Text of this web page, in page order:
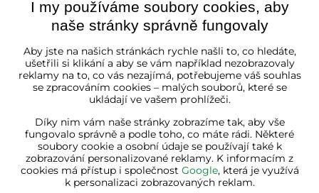
I my používáme soubory cookies, aby
naše stránky správně fungovaly
Aby jste na našich stránkách rychle našli to, co hledáte,
ušetřili si klikání a aby se vám například nezobrazovaly
reklamy na to, co vás nezajímá, potřebujeme váš souhlas
se zpracováním cookies – malých souborů, které se
ukládají ve vašem prohlížeči.
Díky nim vám naše stránky zobrazíme tak, aby vše
fungovalo správně a podle toho, co máte rádi. Některé
soubory cookie a osobní údaje se používají také k
zobrazování personalizované reklamy. K informacím z
cookies má přístup i společnost Google, která je využívá
k personalizaci zobrazovaných reklam.